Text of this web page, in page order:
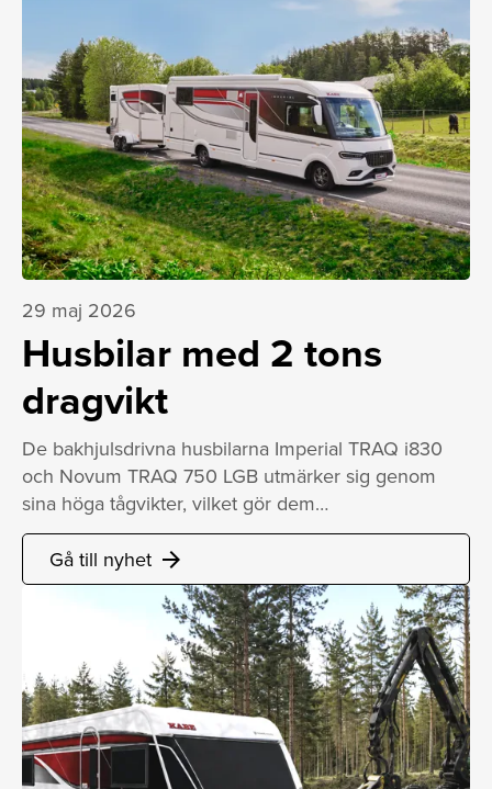
29 maj 2026
Husbilar med 2 tons
dragvikt
De bakhjulsdrivna husbilarna Imperial TRAQ i830
och Novum TRAQ 750 LGB utmärker sig genom
sina höga tågvikter, vilket gör dem…
Gå till nyhet arrow_forward